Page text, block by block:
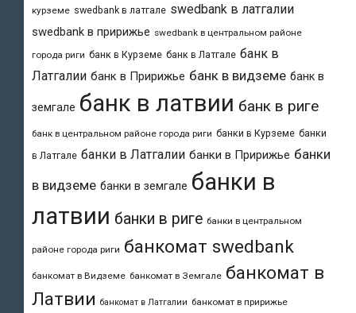
курземе swedbank в латгале swedbank в латгалии
swedbank в пририжье swedbank в центральном районе
города риги банк в Курземе банк в Латгале банк в
Латгалии банк в Пририжье банк в видземе банк в
земгале банк в латвии банк в риге
банк в центральном районе города риги банки в Курземе банки
в Латгале банки в Латгалии банки в Пририжье банки
в видземе банки в земгале банки в
латвии банки в риге банки в центральном
районе города риги банкомат swedbank
банкомат в Видземе банкомат в Земгале банкомат в
Латвии банкомат в Латгалии банкомат в пририжье